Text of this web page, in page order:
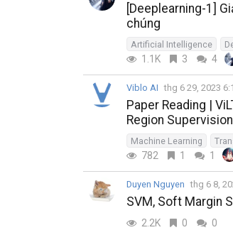
[Deeplearning-1]
chúng
Artificial Intelligence
1.1K 3 4
Viblo AI thg 6 29, 2023
Paper Reading |
Region Supervision
Machine Learning
782 1 1
Duyen Nguyen thg 6 8,
SVM, Soft Margin
2.2K 0 0